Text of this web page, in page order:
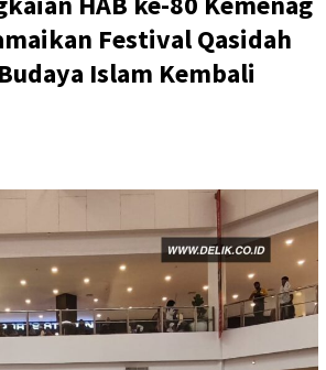
Festival Qasidah
Islam Kembali